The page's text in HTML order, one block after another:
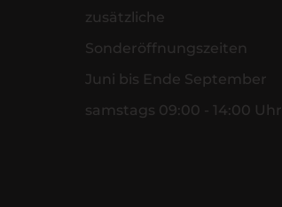
zusätzliche
Sonderöffnungszeiten
Juni bis Ende September
samstags 09:00 - 14:00 Uhr